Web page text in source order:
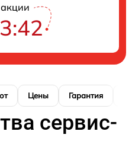
Цены Гарантия
сервис-